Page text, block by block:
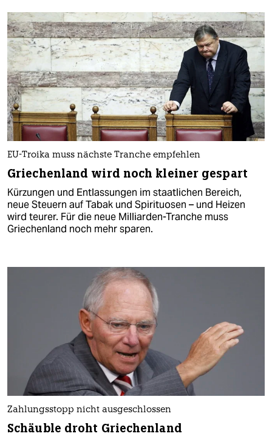
EU-Troika muss nächste Tranche empfehlen
Griechenland wird noch kleiner gespart
Kürzungen und Entlassungen im staatlichen Bereich,
neue Steuern auf Tabak und Spirituosen – und Heizen
wird teurer. Für die neue Milliarden-Tranche muss
Griechenland noch mehr sparen.
Zahlungsstopp nicht ausgeschlossen
Schäuble droht Griechenland